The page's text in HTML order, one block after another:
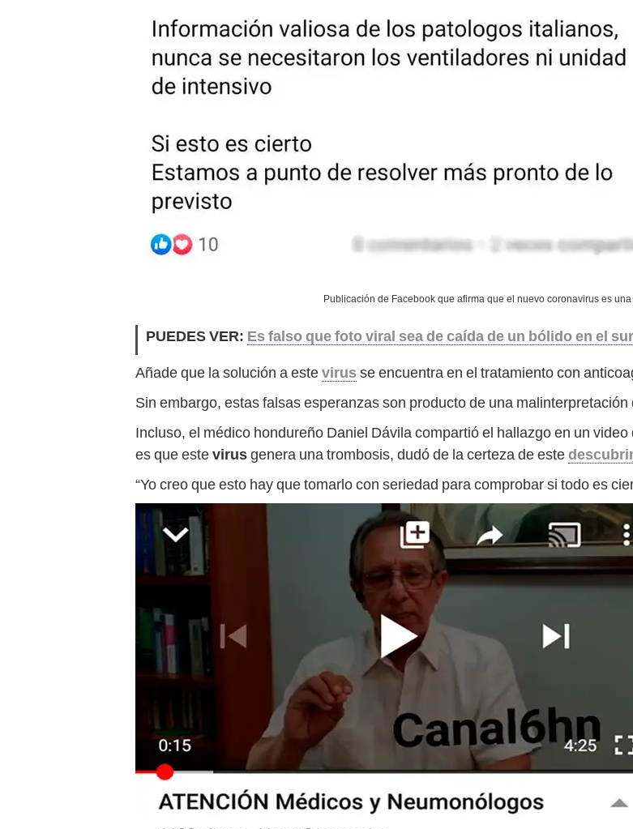
Publicación de Facebook que afirma que el nuevo coronavirus es
PUEDES VER: Es falso que foto viral sea de caída de un bólido en el
Añade que la solución a estevirus se encuentra en el tratamiento con
Sin embargo, estas falsas esperanzas son producto de una malinterpretación
Incluso, el médico hondureño Daniel Dávila compartió el hallazgo en un video
es que estevirusgenera una trombosis, dudó de la certeza de este
“Yo creo que esto hay que tomarlo con seriedad para comprobar si todo es